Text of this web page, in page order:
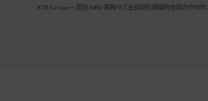
KTB Europe — 您在 MRO 采购与工业自动化领域的全球合作伙伴：